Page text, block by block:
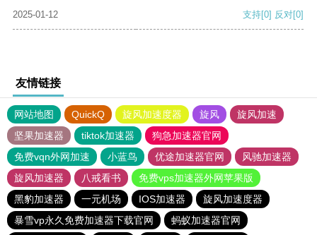
2025-01-12 支持[0] 反对[0]
友情链接
网站地图 QuickQ 旋风加速度器 旋风
旋风加速
坚果加速器
tiktok加速器
狗急加速器官网
免费vqn外网加速
小蓝鸟 优途加速器官网
风驰加速器
旋风加速器
八戒看书
免费vps加速器外网苹果版
黑豹加速器
一元机场 IOS加速器
旋风加速度器
暴雪vp永久免费加速器下载官网
蚂蚁加速器官网